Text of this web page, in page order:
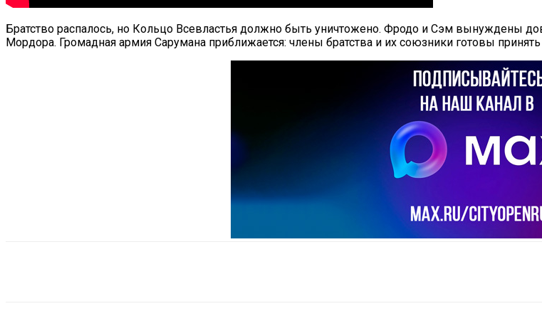
Братство распалось, но Кольцо Всевластья должно быть уничтожено. Фродо и Сэм вынуждены
Мордора. Громадная армия Сарумана приближается: члены братства и их союзники готовы